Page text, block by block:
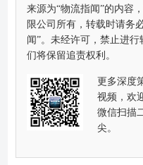
来源为“物流指闻”的内容
限公司所有，转载时请务
闻”。未经许可，禁止进
们将保留追责权利。
更多深度
视频，欢
微信扫描
尖。